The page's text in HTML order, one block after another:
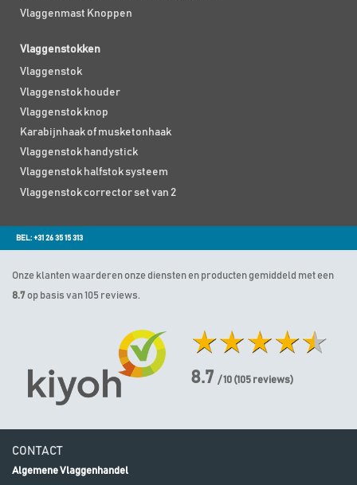
Vlaggenmast Knoppen
Vlaggenstokken
Vlaggenstok
Vlaggenstok houder
Vlaggenstok knop
Karabijnhaak of musketonhaak
Vlaggenstok handystick
Vlaggenstok halfstok systeem
Vlaggenstok corrector set van 2
BEL: +31 26 35 15 313
Onze klanten waarderen onze diensten en producten gemiddeld met een
8.7 op basis van 105 reviews.
8.7 / 10 (105 reviews)
CONTACT
Algemene Vlaggenhandel